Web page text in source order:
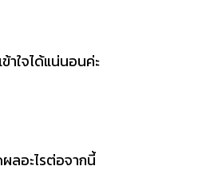
าใจได้แน่นอนค่ะ
ผลอะไรต่อจากนี้